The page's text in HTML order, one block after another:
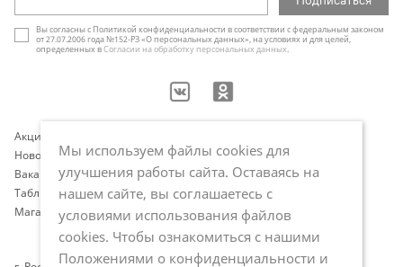
Акции
Новости
Вакансии
Таблица размеров
Магазины
Оплата и доставка
Программа лояльности
Публичная оферта
Политика обработки
персональных данных
Вы согласны с Политикой конфиденциальности в соответствии с федеральным законом
от 27.07.2006 года №152-РЗ «О персональных данных», на условиях и для целей,
определенных вСогласии на обработку персональных данных.
Мы используем файлы cookies для
улучшения работы сайта. Оставаясь на
нашем сайте, вы соглашаетесь с
условиями использования файлов
cookies. Чтобы ознакомиться с нашими
Положениями о конфиденциальности и